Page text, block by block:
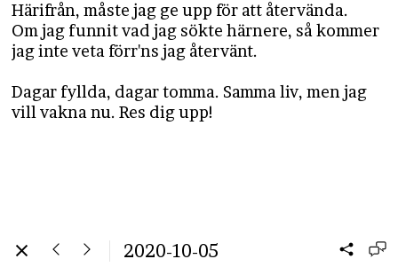
Härifrån, måste jag ge upp för att återvända.
Om jag funnit vad jag sökte härnere, så kommer
jag inte veta förr'ns jag återvänt.
Dagar fyllda, dagar tomma. Samma liv, men jag
vill vakna nu. Res dig upp!
2020-10-05